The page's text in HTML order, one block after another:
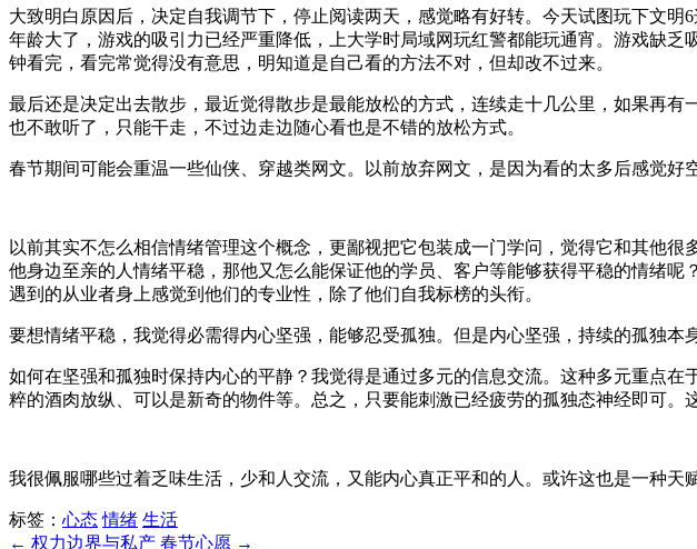
大致明白原因后，决定自我调节下，停止阅读两天，感觉略有好转。今天试图玩下文
年龄大了，游戏的吸引力已经严重降低，上大学时局域网玩红警都能玩通宵。游戏缺
钟看完，看完常觉得没有意思，明知道是自己看的方法不对，但却改不过来。
最后还是决定出去散步，最近觉得散步是最能放松的方式，连续走十几公里，如果再
也不敢听了，只能干走，不过边走边随心看也是不错的放松方式。
春节期间可能会重温一些仙侠、穿越类网文。以前放弃网文，是因为看的太多后感觉好
以前其实不怎么相信情绪管理这个概念，更鄙视把它包装成一门学问，觉得它和其他
他身边至亲的人情绪平稳，那他又怎么能保证他的学员、客户等能够获得平稳的情绪
遇到的从业者身上感觉到他们的专业性，除了他们自我标榜的头衔。
要想情绪平稳，我觉得必需得内心坚强，能够忍受孤独。但是内心坚强，持续的孤独本
如何在坚强和孤独时保持内心的平静？我觉得是通过多元的信息交流。这种多元重点
粹的酒肉放纵、可以是新奇的物件等。总之，只要能刺激已经疲劳的孤独态神经即可。
我很佩服哪些过着乏味生活，少和人交流，又能内心真正平和的人。或许这也是一种天
标签： 心态 情绪 生活
← 权力边界与私产 春节心愿 →